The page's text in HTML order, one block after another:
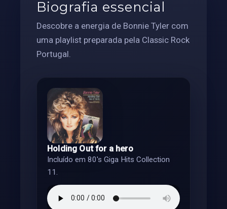
Biografia essencial
Descobre a energia de Bonnie Tyler com
uma playlist preparada pela Classic Rock
Portugal.
Holding Out for a hero
Incluído em 80's Giga Hits Collection
11.